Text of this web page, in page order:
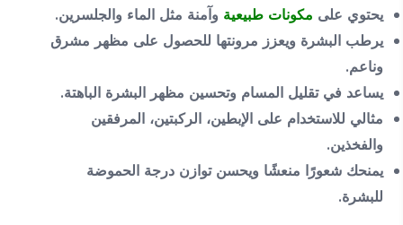
يحتوي على مكونات طبيعية وآمنة مثل الماء والجلسرين.
يرطب البشرة ويعزز مرونتها للحصول على مظهر مشرق
وناعم.
يساعد في تقليل المسام وتحسين مظهر البشرة الباهتة.
مثالي للاستخدام على الإبطين، الركبتين، المرفقين
والفخذين.
يمنحك شعورًا منعشًا ويحسن توازن درجة الحموضة
للبشرة.